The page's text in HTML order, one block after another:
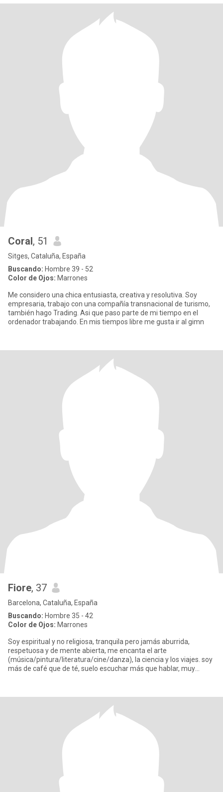
Coral, 51
Sitges, Cataluña, España
Buscando: Hombre 39 - 52
Color de Ojos: Marrones
Me considero una chica entusiasta, creativa y resolutiva. Soy
empresaria, trabajo con una compañía transnacional de turismo,
también hago Trading. Asi que paso parte de mi tiempo en el
ordenador trabajando. En mis tiempos libre me gusta ir al gimn
Fiore, 37
Barcelona, Cataluña, España
Buscando: Hombre 35 - 42
Color de Ojos: Marrones
Soy espiritual y no religiosa, tranquila pero jamás aburrida,
respetuosa y de mente abierta, me encanta el arte
(música/pintura/literatura/cine/danza), la ciencia y los viajes. soy
más de café que de té, suelo escuchar más que hablar, muy